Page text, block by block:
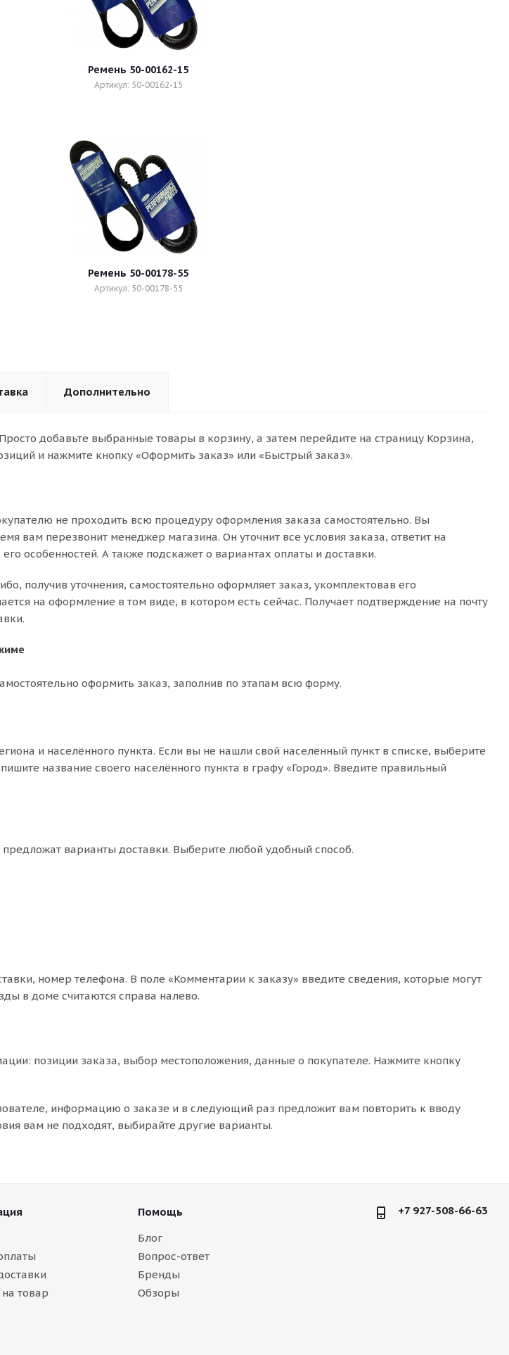
Ремень 50-00162-15
Артикул: 50-00162-15
Ремень 50-00178-55
Артикул: 50-00178-55
Дополнительно
добавьте выбранные товары в корзину, а затем перейдите на страницу Корзина,
и нажмите кнопку «Оформить заказ» или «Быстрый заказ».
не проходить всю процедуру оформления заказа самостоятельно. Вы
вам перезвонит менеджер магазина. Он уточнит все условия заказа, ответит на
особенностей. А также подскажет о вариантах оплаты и доставки.
получив уточнения, самостоятельно оформляет заказ, укомплектовав его
на оформление в том виде, в котором есть сейчас. Получает подтверждение на почту
оформить заказ, заполнив по этапам всю форму.
и населённого пункта. Если вы не нашли свой населённый пункт в списке, выберите
название своего населённого пункта в графу «Город». Введите правильный
предложат варианты доставки. Выберите любой удобный способ.
номер телефона. В поле «Комментарии к заказу» введите сведения, которые могут
в доме считаются справа налево.
позиции заказа, выбор местоположения, данные о покупателе. Нажмите кнопку
информацию о заказе и в следующий раз предложит вам повторить к вводу
вам не подходят, выбирайте другие варианты.
на товар
Помощь
Блог
Вопрос-ответ
Бренды
Обзоры
+7 927-508-66-63